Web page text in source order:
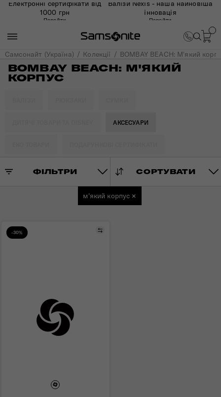
Електронні сертифікати від
1000 грн
Перейти
Валізи Nexis - наша найновіша
інновація
Перейти
Самсонайт (Україна) Колекції BOMBAY BEACH: М'який
BOMBAY BEACH: М'ЯКИЙ
КОРПУС
АКСЕСУАРИ
ФІЛЬТРИ СОРТУВАТИ
м'який корпус ×
-30% Порівняти